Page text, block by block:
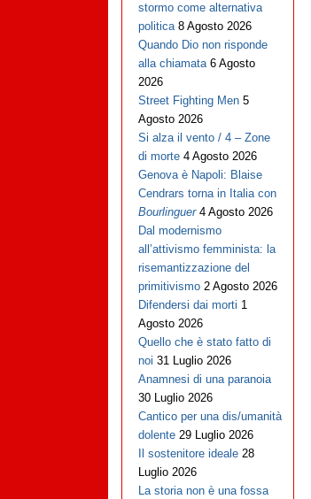
stormo come alternativa
politica 8 Agosto 2026
Quando Dio non risponde
alla chiamata 6 Agosto
2026
Street Fighting Men 5
Agosto 2026
Si alza il vento / 4 – Zone
di morte 4 Agosto 2026
Genova è Napoli: Blaise
Cendrars torna in Italia con
Bourlinguer 4 Agosto 2026
Dal modernismo
all’attivismo femminista: la
risemantizzazione del
primitivismo 2 Agosto 2026
Difendersi dai morti 1
Agosto 2026
Quello che è stato fatto di
noi 31 Luglio 2026
Anamnesi di una paranoia
30 Luglio 2026
Cantico per una dis/umanità
dolente 29 Luglio 2026
Il sostenitore ideale 28
Luglio 2026
La storia non è una fossa